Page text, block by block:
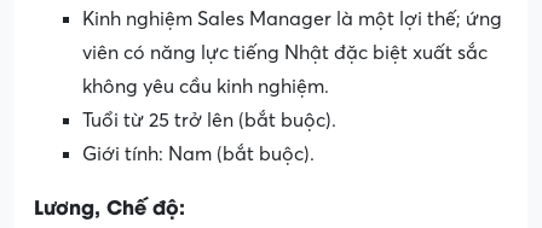
Kinh nghiệm Sales Manager là một lợi thế; ứng
viên có năng lực tiếng Nhật đặc biệt xuất sắc
không yêu cầu kinh nghiệm.
Tuổi từ 25 trở lên (bắt buộc).
Giới tính: Nam (bắt buộc).
Lương, Chế độ: